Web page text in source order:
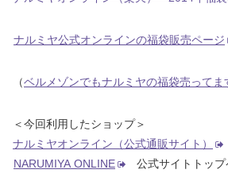
ナルミヤ公式オンラインの福袋販売ページ
（ベルメゾンでもナルミヤの福袋売ってま
＜今回利用したショップ＞
ナルミヤオンライン（公式通販サイト）
NARUMIYA ONLINE
公式サイトトップ